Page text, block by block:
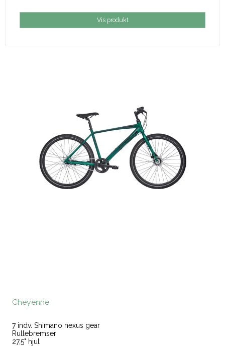
Vis produkt
Cheyenne
7 indv. Shimano nexus gear
Rullebremser
27,5" hjul